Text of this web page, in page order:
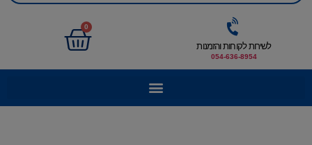
לשירות לקוחות והזמנות
054-636-8954
0